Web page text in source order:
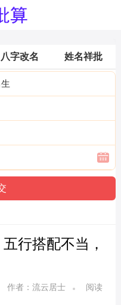
八字改名 姓名祥批
行搭配不当，
作者：流云居士
阅读